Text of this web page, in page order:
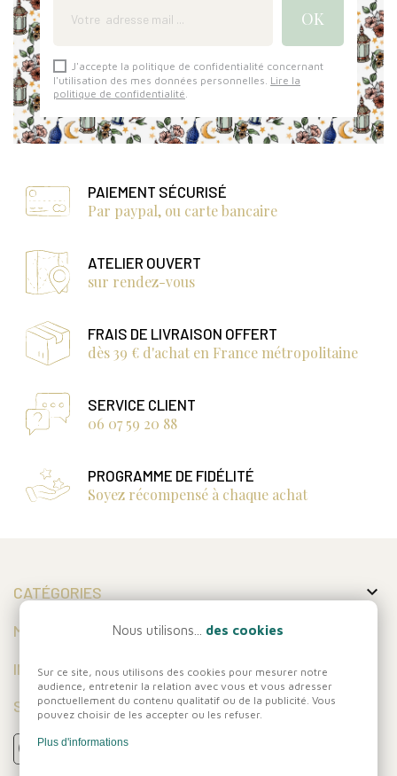
J'accepte la politique de confidentialité concernant
l'utilisation des mes données personnelles. Lire la
politique de confidentialité.
PAIEMENT SÉCURISÉ
Par paypal, ou carte bancaire
ATELIER OUVERT
sur rendez-vous
FRAIS DE LIVRAISON OFFERT
dès 39 € d'achat en France métropolitaine
SERVICE CLIENT
06 07 59 20 88
PROGRAMME DE FIDÉLITÉ
Soyez récompensé à chaque achat
CATÉGORIES 
MON COMPTE
INFORMATIONS
SUIVEZ-NOUS
Nous utilisons... des cookies
Sur ce site, nous utilisons des cookies pour mesurer notre
audience, entretenir la relation avec vous et vous adresser
ponctuellement du contenu qualitatif ou de la publicité. Vous
pouvez choisir de les accepter ou les refuser.
Plus d'informations